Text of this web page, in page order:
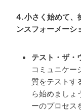
4.小さく始めて、
ンスフォーメーシ
テスト・ザ・
コミュニケー
質をテストす
ら始めましょ
ーのプロセス